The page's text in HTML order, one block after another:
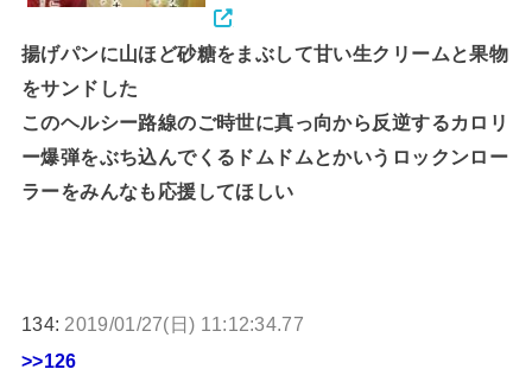
揚げパンに山ほど砂糖をまぶして甘い生クリームと果物
をサンドした
このヘルシー路線のご時世に真っ向から反逆するカロリ
ー爆弾をぶち込んでくるドムドムとかいうロックンロー
ラーをみんなも応援してほしい
134: 2019/01/27(日) 11:12:34.77
>>126